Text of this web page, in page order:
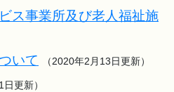
ス事業所及び老人福祉施
いて （2020年2月13日更新）
日更新）